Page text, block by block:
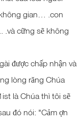
gian… .con
.và cững sẽ không
được chấp nhận và
lòng răng Chúa
là Chúa thì tôi sẽ
đó nói: "Cảm ợn